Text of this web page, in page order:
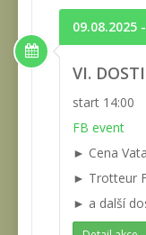
09.08.2025
VI.
start 14:00
FB event
► Cena
► Trotteur
► a další